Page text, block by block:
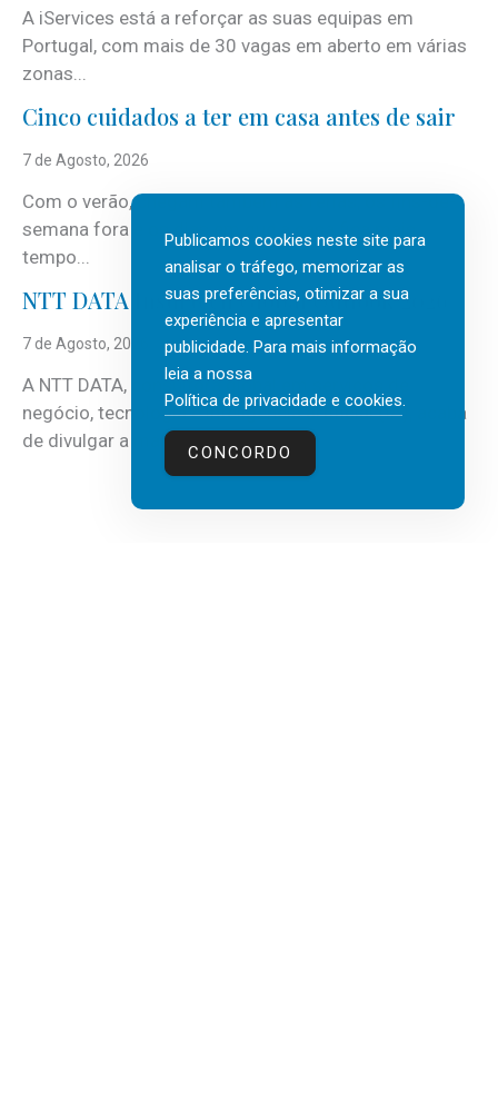
A iServices está a reforçar as suas equipas em
Portugal, com mais de 30 vagas em aberto em várias
zonas...
Cinco cuidados a ter em casa antes de sair
7 de Agosto, 2026
Com o verão, chegam também as férias, os fins-de-
semana fora e os dias em que a casa fica mais
tempo...
NTT DATA Insurtech Global Outlook 2026
7 de Agosto, 2026
A NTT DATA, consultora global em serviços de
negócio, tecnologia e inteligência artificial (IA), acaba
de divulgar a mais recente...
Publicamos cookies neste site para
analisar o tráfego, memorizar as
suas preferências, otimizar a sua
experiência e apresentar
publicidade. Para mais informação
leia a nossa
Política de privacidade e cookies.
CONCORDO